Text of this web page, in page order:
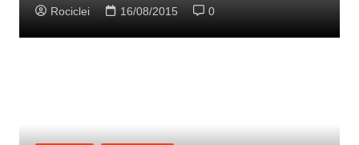
Rociclei 16/08/2015 0